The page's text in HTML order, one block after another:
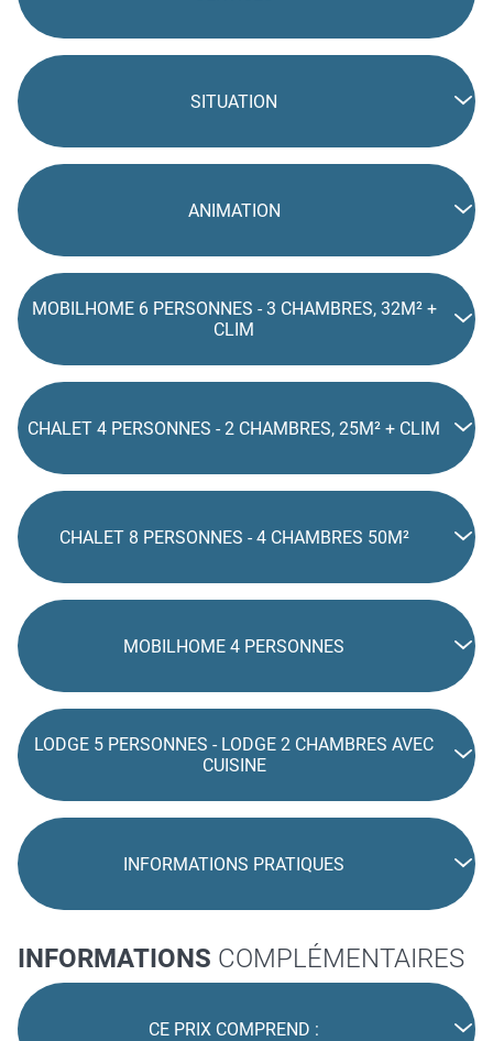
SITUATION
ANIMATION
MOBILHOME 6 PERSONNES - 3 CHAMBRES, 32M² +
CLIM
CHALET 4 PERSONNES - 2 CHAMBRES, 25M² + CLIM
CHALET 8 PERSONNES - 4 CHAMBRES 50M²
MOBILHOME 4 PERSONNES
LODGE 5 PERSONNES - LODGE 2 CHAMBRES AVEC
CUISINE
INFORMATIONS PRATIQUES
INFORMATIONS COMPLÉMENTAIRES
CE PRIX COMPREND :